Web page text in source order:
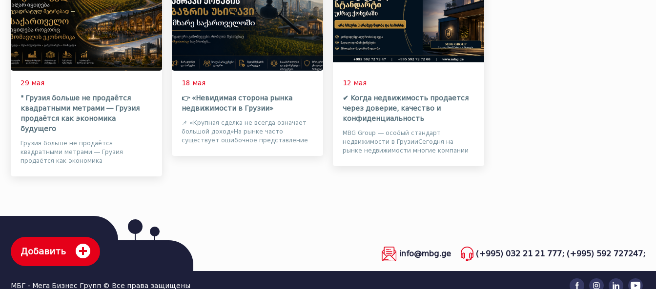
29 мая
" Грузия больше не продаётся
квадратными метрами — Грузия
продаётся как экономика
будущего
Грузия больше не продаётся
квадратными метрами — Грузия
продаётся как экономика
18 мая
👉 «Невидимая сторона рынка
недвижимости в Грузии»
📌 «Крупная сделка не всегда означает
большой доход»На рынке часто
существует ошибочное представление
12 мая
✔ Когда недвижимость продается
через доверие, качество и
конфиденциальность
MBG Group — особый стандарт
недвижимости в ГрузииСегодня на
рынке недвижимости многие компании
Добавить info@mbg.ge (+995) 032 21 21 777; (+995) 592 727247;
МБГ - Мега Бизнес Групп © Все права защищены